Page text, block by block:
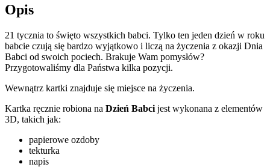
Opis
21 tycznia to święto wszystkich babci. Tylko ten jeden dzień w roku
babcie czują się bardzo wyjątkowo i liczą na życzenia z okazji Dnia
Babci od swoich pociech. Brakuje Wam pomysłów?
Przygotowaliśmy dla Państwa kilka pozycji.
Wewnątrz kartki znajduje się miejsce na życzenia.
Kartka ręcznie robiona na Dzień Babci jest wykonana z elementów
3D, takich jak:
papierowe ozdoby
tekturka
napis